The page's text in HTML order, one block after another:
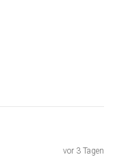
vor 3 Tagen